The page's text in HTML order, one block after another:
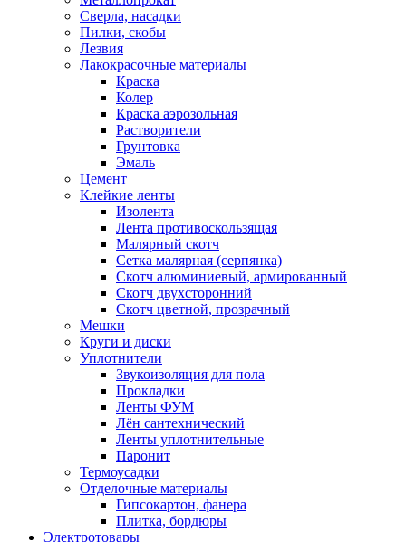
Сверла, насадки
Пилки, скобы
Лезвия
Лакокрасочные материалы
Краска
Колер
Краска аэрозольная
Растворители
Грунтовка
Эмаль
Цемент
Клейкие ленты
Изолента
Лента противоскользящая
Малярный скотч
Сетка малярная (серпянка)
Скотч алюминиевый, армированный
Скотч двухсторонний
Скотч цветной, прозрачный
Мешки
Круги и диски
Уплотнители
Звукоизоляция для пола
Прокладки
Ленты ФУМ
Лён сантехнический
Ленты уплотнительные
Паронит
Термоусадки
Отделочные материалы
Гипсокартон, фанера
Плитка, бордюры
Электротовары